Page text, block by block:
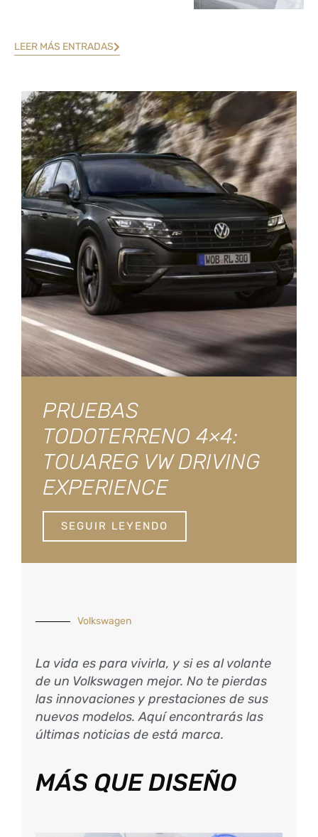
LEER MÁS ENTRADAS
PRUEBAS
TODOTERRENO 4×4:
TOUAREG VW DRIVING
EXPERIENCE
SEGUIR LEYENDO
Volkswagen
La vida es para vivirla, y si es al volante
de un Volkswagen mejor. No te pierdas
las innovaciones y prestaciones de sus
nuevos modelos. Aquí encontrarás las
últimas noticias de está marca.
MÁS QUE DISEÑO